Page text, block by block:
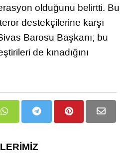
olduğunu belirtti. Bu
destekçilerine karşı
Barosu Başkanı; bu
de kınadığını